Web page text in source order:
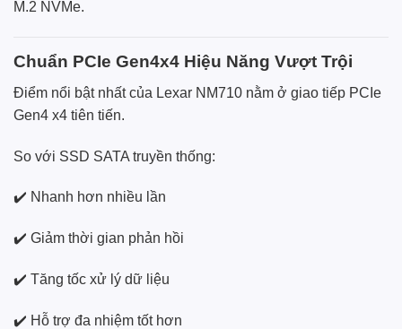
M.2 NVMe.
Chuẩn PCIe Gen4x4 Hiệu Năng Vượt Trội
Điểm nổi bật nhất của Lexar NM710 nằm ở giao tiếp PCIe
Gen4 x4 tiên tiến.
So với SSD SATA truyền thống:
✔️ Nhanh hơn nhiều lần
✔️ Giảm thời gian phản hồi
✔️ Tăng tốc xử lý dữ liệu
✔️ Hỗ trợ đa nhiệm tốt hơn